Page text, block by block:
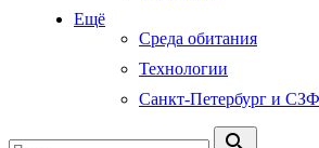
Ещё
Среда обитания
Технологии
Санкт-Петербург и